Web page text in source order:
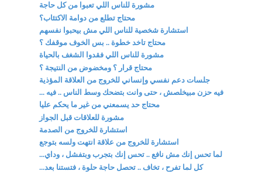
مشورة للناس اللي تعبوا من كل حاجة
محتاج تطلع من دوامة الاكتئاب؟
استشارة شخصية للناس اللي مش بيحبوا نفسهم
محتاج تاخد خطوة .. بس الخوف موقفك ؟
مشورة للناس اللي فقدوا الشغف بالحياة
محتاج قرار ؟ ومخضوض من النتيجة ؟
جلسات دعم نفسي وإنساني للخروج من العلاقة المؤذية
فيه حزن مبيخلصش ، حتى وانت بتضحك وسط الناس .. فيه ...
محتاج حد يسمعني من غير ما يحكم عليا
مشورة للعلاقات قبل الجواز
استشارة للخروج من الصدمة
استشارة للخروج من علاقة انتهت ولسه بتوجع
لما تحس إنك مش نافع .. تحس إنك بتجرب وبتفشل ، وداي...
كل لما تفرح ، تخاف .. تحصل حاجة حلوة ، فتستنا بعد...